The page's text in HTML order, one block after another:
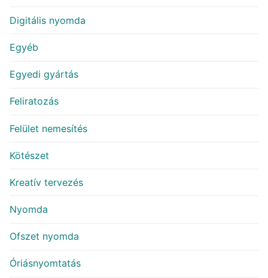
Digitális nyomda
Egyéb
Egyedi gyártás
Feliratozás
Felület nemesítés
Kötészet
Kreatív tervezés
Nyomda
Ofszet nyomda
Óriásnyomtatás